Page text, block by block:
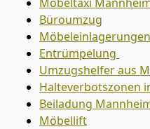
Büroumzug
Möbeleinlagerungen
Entrümpelung
Umzugshelfer aus
Halteverbotszonen
Beiladung
Möbellift